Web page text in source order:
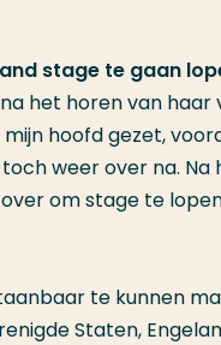
stage te gaan
het horen van
hoofd gezet,
weer over na.
om stage te
te kunnen
Staten,